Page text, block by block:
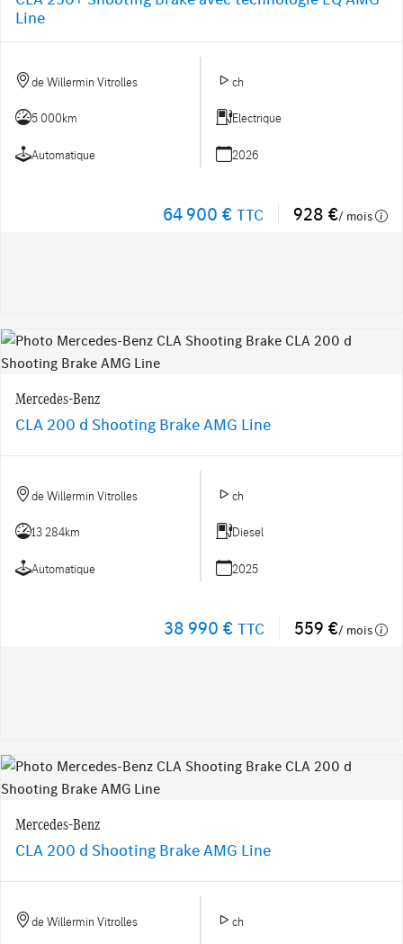
Line
de Willermin Vitrolles ch
5 000km Electrique
Automatique 2026
64 900 € TTC 928 €/ mois
Mercedes-Benz
CLA 200 d Shooting Brake AMG Line
de Willermin Vitrolles ch
13 284km Diesel
Automatique 2025
38 990 € TTC 559 €/ mois
Mercedes-Benz
CLA 200 d Shooting Brake AMG Line
de Willermin Vitrolles ch